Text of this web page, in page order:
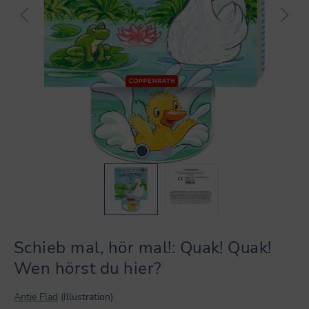
Schieb mal, hör mal!: Quak! Quak!
Wen hörst du hier?
Antje Flad (Illustration)